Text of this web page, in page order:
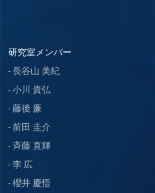
研究室メンバー
長谷山 美紀
小川 貴弘
藤後 廉
前田 圭介
斉藤 直輝
李 広
櫻井 慶悟